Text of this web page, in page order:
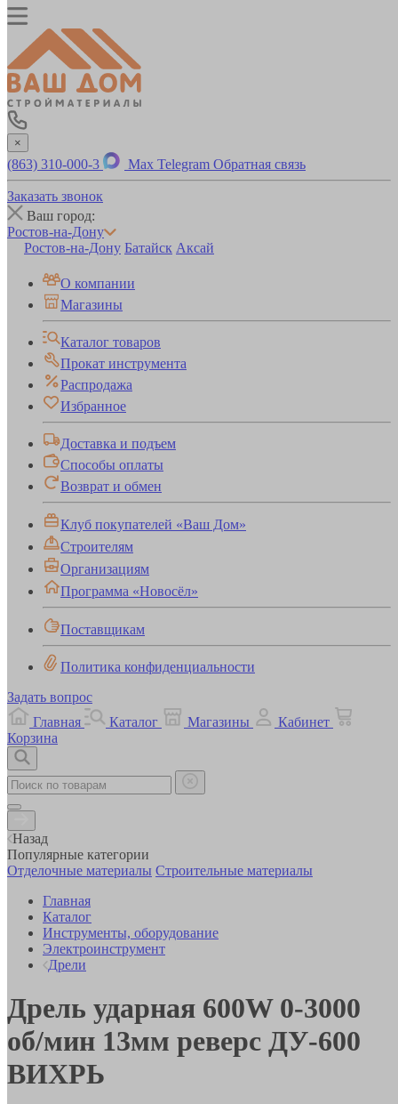
×
(863) 310-000-3 Max Telegram Обратная связь
Заказать звонок
Ваш город:
Ростов-на-Дону
Ростов-на-Дону Батайск Аксай
О компании
Магазины
Каталог товаров
Прокат инструмента
Распродажа
Избранное
Доставка и подъем
Способы оплаты
Возврат и обмен
Клуб покупателей «Ваш Дом»
Строителям
Организациям
Программа «Новосёл»
Поставщикам
Политика конфиденциальности
Задать вопрос
Главная
Каталог Магазины
Кабинет
Корзина
Назад
Популярные категории
Отделочные материалы Строительные материалы
Главная
Каталог
Инструменты, оборудование
Электроинструмент
Дрели
Дрель ударная 600W 0-3000
об/мин 13мм реверс ДУ-600
ВИХРЬ